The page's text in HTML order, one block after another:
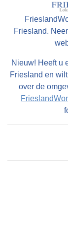
Friesland.
Nieuw! Heeft u
Friesland en
over de